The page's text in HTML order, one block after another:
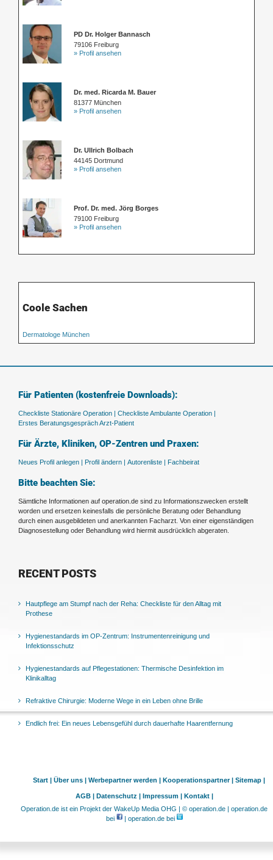
PD Dr. Holger Bannasch
79106 Freiburg
» Profil ansehen
Dr. med. Ricarda M. Bauer
81377 München
» Profil ansehen
Dr. Ullrich Bolbach
44145 Dortmund
» Profil ansehen
Prof. Dr. med. Jörg Borges
79100 Freiburg
» Profil ansehen
Coole Sachen
Dermatologe München
Für Patienten (kostenfreie Downloads):
Checkliste Stationäre Operation | Checkliste Ambulante Operation |
Erstes Beratungsgespräch Arzt-Patient
Für Ärzte, Kliniken, OP-Zentren und Praxen:
Neues Profil anlegen | Profil ändern | Autorenliste | Fachbeirat
Bitte beachten Sie:
Sämtliche Informationen auf operation.de sind zu Informationszwecken erstellt
worden und ersetzen keinesfalls die persönliche Beratung oder Behandlung
durch einen ausgebildeten und anerkannten Facharzt. Von einer eigenständigen
Diagnosestellung oder Behandlung wird hiermit ausdrücklich abgeraten.
RECENT POSTS
Hautpflege am Stumpf nach der Reha: Checkliste für den Alltag mit
Prothese
Hygienestandards im OP-Zentrum: Instrumentenreinigung und
Infektionsschutz
Hygienestandards auf Pflegestationen: Thermische Desinfektion im
Klinikalltag
Refraktive Chirurgie: Moderne Wege in ein Leben ohne Brille
Endlich frei: Ein neues Lebensgefühl durch dauerhafte Haarentfernung
Start | Über uns | Werbepartner werden | Kooperationspartner | Sitemap |
AGB | Datenschutz | Impressum | Kontakt |
Operation.de ist ein Projekt der WakeUp Media OHG | © operation.de | operation.de
bei
| operation.de bei